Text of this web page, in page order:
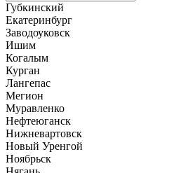
Губкинский
Екатеринбург
Заводоуковск
Ишим
Когалым
Курган
Лангепас
Мегион
Муравленко
Нефтеюганск
Нижневартовск
Новый Уренгой
Ноябрьск